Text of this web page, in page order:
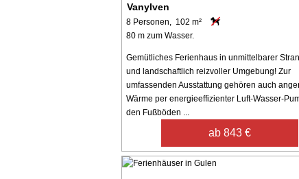
Vanylven
8 Personen, 102 m²
80 m zum Wasser.
Gemütliches Ferienhaus in unmittelbarer
und landschaftlich reizvoller Umgebung! Zur
umfassenden Ausstattung gehören auch
Wärme per energieeffizienter Luft-Wasser-
den Fußböden ...
ab 843 €